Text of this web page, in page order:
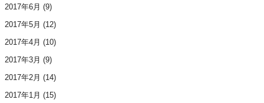
2017年6月 (9)
2017年5月 (12)
2017年4月 (10)
2017年3月 (9)
2017年2月 (14)
2017年1月 (15)